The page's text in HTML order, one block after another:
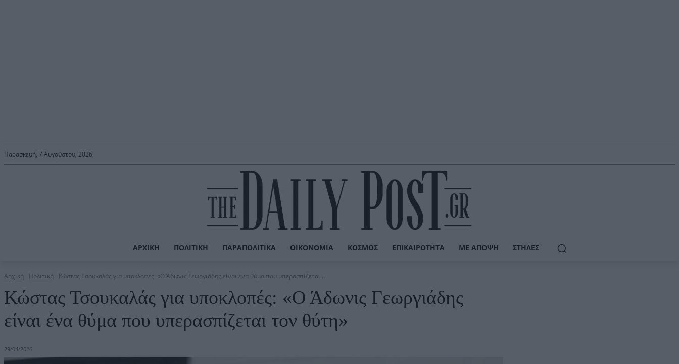
Παρασκευή, 7 Αυγούστου, 2026
ΑΡΧΙΚΉ ΠΟΛΙΤΙΚΉ ΠΑΡΑΠΟΛΙΤΙΚΆ ΟΙΚΟΝΟΜΊΑ ΚΌΣΜΟΣ ΕΠΙΚΑΙΡΌΤΗΤΑ ΜΕ ΆΠΟΨΗ ΣΤΉΛΕΣ
Αρχική Πολιτική Κώστας Τσουκαλάς για υποκλοπές: «Ο Άδωνις Γεωργιάδης είναι ένα θύμα που υπερασπίζεται...
Κώστας Τσουκαλάς για υποκλοπές: «Ο Άδωνις Γεωργιάδης
είναι ένα θύμα που υπερασπίζεται τον θύτη»
29/04/2026